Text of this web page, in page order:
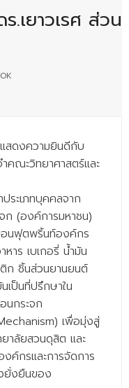
เยาวเรศ ส่วน
สดงความยินดีกับ
คณะวิทยาศาสตร์และ
ระเภทบุคคลจาก
ก (องค์การมหาชน)
อนฟุตพริ้นท์องค์กร
าร เบเกอรี่ น้ำมัน
ก ชิ้นส่วนยานยนต์
ป็นที่ปรึกษาใน
นกระจก
เพื่อมุ่งสู่
าลัยสวนดุสิต และ
ค์กรและการจัดการ
ยั่งยืนของ